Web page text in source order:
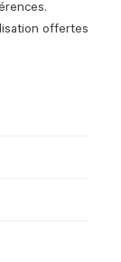
offertes